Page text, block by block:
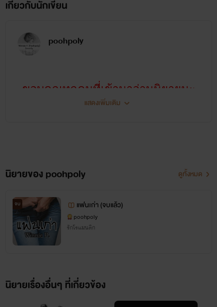
เกี่ยวกับนักเขียน
poohpoly
ขอบคุณทุกคนที่เข้ามาอ่านนิยายนะ
คะ
นักเขียนรีบบบบ 555
------------------
สำหรับผู้ที่สนใจติดตามผลงาน กลัว
เงียบหาย
แสดงเพิ่มเติม
นิยายของ poohpoly ดูทั้งหมด
จบ แฟนเก่า (จบแล้ว)
poohpoly
รักโรแมนติก
นิยายเรื่องอื่นๆ ที่เกี่ยวข้อง